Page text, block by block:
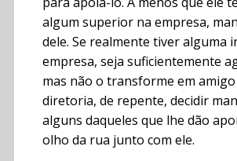
algum superior na empresa,
dele. Se realmente tiver alguma
empresa, seja suficientemente
mas não o transforme em amigo
diretoria, de repente, decidir
alguns daqueles que lhe dão
olho da rua junto com ele.